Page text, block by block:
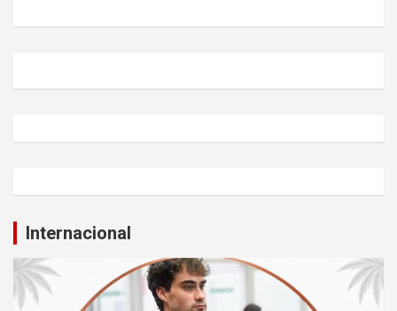
Internacional